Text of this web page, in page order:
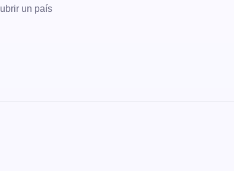
un país